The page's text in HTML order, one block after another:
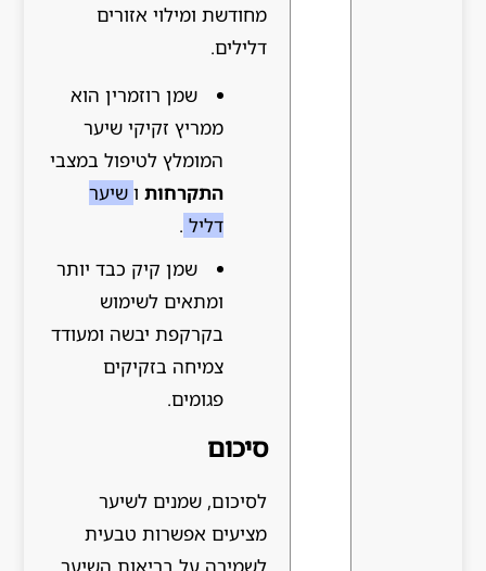
מחודשת ומילוי אזורים
דלילים.
שמן רוזמרין הוא
ממריץ זקיקי שיער
המומלץ לטיפול במצבי
התקרחותו שיער
דליל .
שמן קיק כבד יותר
ומתאים לשימוש
בקרקפת יבשה ומעודד
צמיחה בזקיקים
פגומים.
סיכום
לסיכום, שמנים לשיער
מציעים אפשרות טבעית